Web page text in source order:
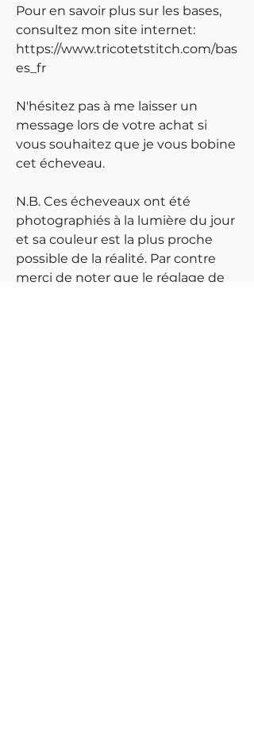
Pour en savoir plus sur les bases,
consultez mon site internet:
https://www.tricotetstitch.com/bas
es_fr
N'hésitez pas à me laisser un
message lors de votre achat si
vous souhaitez que je vous bobine
cet écheveau.
N.B. Ces écheveaux ont été
photographiés à la lumière du jour
et sa couleur est la plus proche
possible de la réalité. Par contre
merci de noter que le réglage de